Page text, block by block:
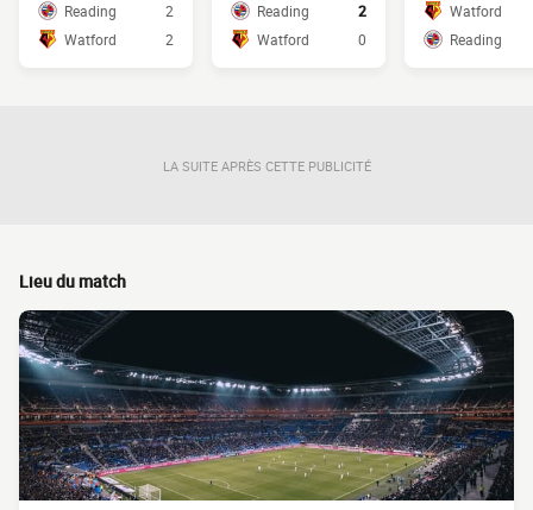
Reading
2
Watford
2
Reading
2
Watford
0
Watford
Reading
LA SUITE APRÈS CETTE PUBLICITÉ
Lieu du match